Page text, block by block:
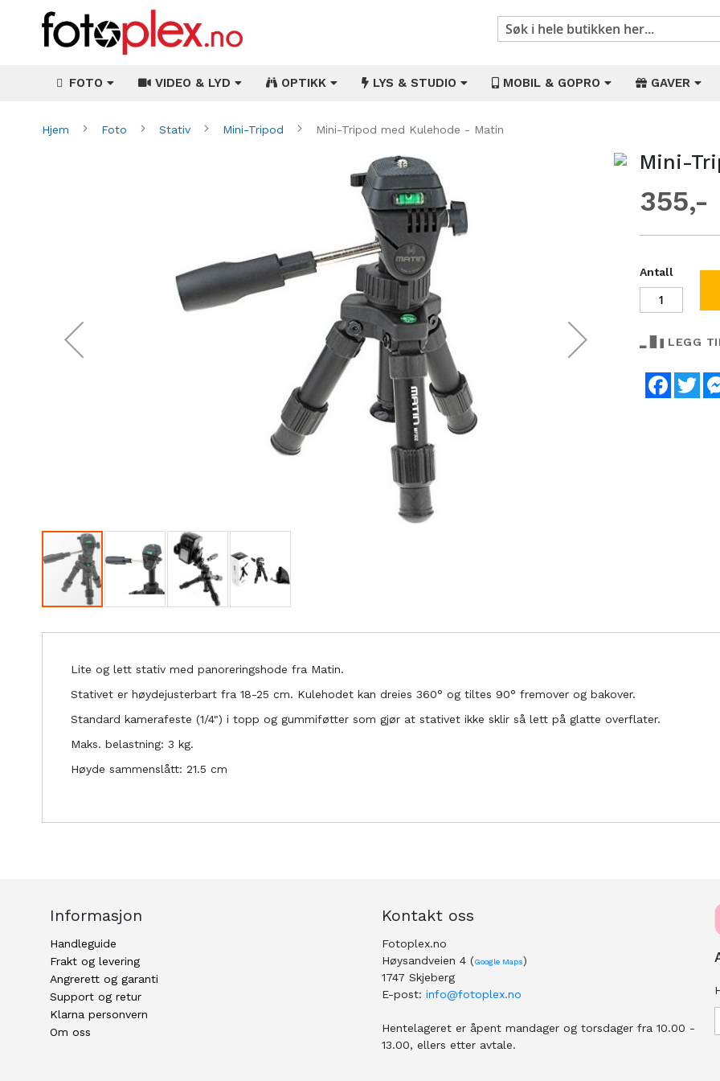
Søk
FOTO VIDEO & LYD OPTIKK LYS & STUDIO MOBIL & GOPRO GAVER
Hjem Foto Stativ Mini-Tripod Mini-Tripod med Kulehode - Matin
Mini-
355
Antall
LEGG
Gå
begynnelsen
Lite og lett stativ med panoreringshode fra Matin.
Stativet er høydejusterbart fra 18-25 cm. Kulehodet kan dreies 360° og tiltes 90° fremover og bakover.
Standard kamerafeste (1/4") i topp og gummiføtter som gjør at stativet ikke sklir så lett på glatte overflater.
Maks. belastning: 3 kg.
Høyde sammenslått: 21.5 cm
Informasjon
Handleguide
Frakt og levering
Angrerett og garanti
Support og retur
Klarna personvern
Om oss
Kontakt oss
Fotoplex.no
Høysandveien 4 (Google Maps)
1747 Skjeberg
E-post:info@fotoplex.no
Hentelageret er åpent mandager og torsdager fra 10.00 -
13.00, ellers etter avtale.